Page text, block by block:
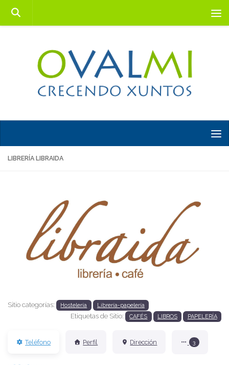
Saltar al contenido
LIBRERÍA LIBRAIDA
Anterior
Sitio categorías: Hostelería Librería-papelería
Etiquetas de Sitio: CAFÉS LIBROS PAPELERÍA
Teléfono Perfil Dirección 3